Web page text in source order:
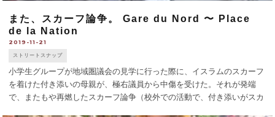
また、スカーフ論争。 Gare du Nord 〜 Place
de la Nation
2019-11-21
ストリートスナップ
小学生グループが地域圏議会の見学に行った際に、イスラムのスカーフ
を着けた付き添いの母親が、極右議員から中傷を受けた。それが発端
で、またもや再燃したスカーフ論争（校外での活動で、付き添いがスカ